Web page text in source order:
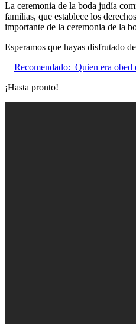
La ceremonia de la boda judía
familias, que establece los
importante de la ceremonia de la
Esperamos que hayas disfrutado
Recomendado: Quien era obed
¡Hasta pronto!